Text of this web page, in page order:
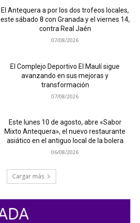
El Antequera a por los dos trofeos locales,
este sábado 8 con Granada y el viernes 14,
contra Real Jaén
07/08/2026
El Complejo Deportivo El Maulí sigue
avanzando en sus mejoras y
transformación
07/08/2026
Este lunes 10 de agosto, abre «Sabor
Mixto Antequera», el nuevo restaurante
asiático en el antiguo local de la bolera
06/08/2026
Cargar más